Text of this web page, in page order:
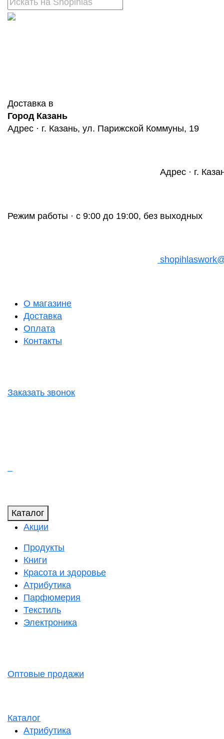
Доставка в
Город Казань
Адрес · г. Казань, ул. Парижской Коммуны, 19
Адрес · г.
Режим работы · с 9:00 до 19:00, без выходных
О магазине
Доставка
Оплата
Контакты
Заказать звонок
Каталог
Акции
Продукты
Книги
Красота и здоровье
Атрибутика
Парфюмерия
Текстиль
Электроника
Оптовые продажи
Каталог
Атрибутика